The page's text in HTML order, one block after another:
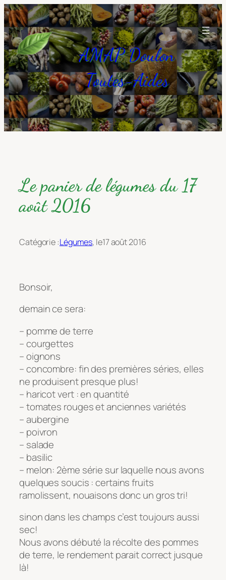
Aller
au
contenu
AMAP Doulon
Toutes-Aides
Le panier de légumes du 17
août 2016
Catégorie :Légumes, le17 août 2016
Bonsoir,
demain ce sera:
– pomme de terre
– courgettes
– oignons
– concombre: fin des premières séries, elles
ne produisent presque plus!
– haricot vert : en quantité
– tomates rouges et anciennes variétés
– aubergine
– poivron
– salade
– basilic
– melon: 2ème série sur laquelle nous avons
quelques soucis : certains fruits
ramolissent, nouaisons donc un gros tri!
sinon dans les champs c’est toujours aussi
sec!
Nous avons débuté la récolte des pommes
de terre, le rendement parait correct jusque
là!